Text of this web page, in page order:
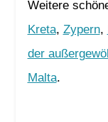
Weitere
Kreta, Zypern,
der
Malta.